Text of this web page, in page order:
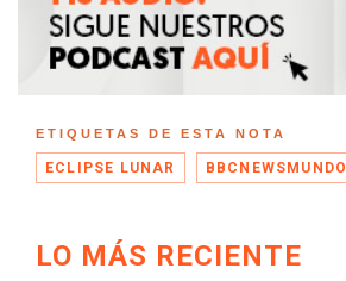
ETIQUETAS DE ESTA NOTA
ECLIPSE LUNAR BBCNEWSMUNDO
LO MÁS RECIENTE